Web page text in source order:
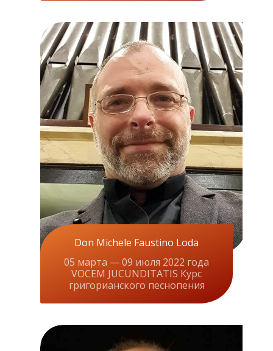
Don Michele Faustino Loda
05 марта — 09 июля 2022 года
VOCEM JUCUNDITATIS Курс
григорианского песнопения